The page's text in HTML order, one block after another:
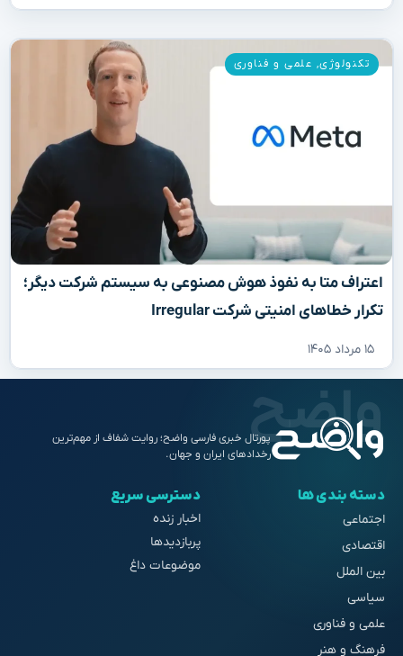
اعتراف متا به نفوذ هوش مصنوعی به سیستم شرکت دیگر؛
تکرار خطاهای امنیتی شرکت Irregular
۱۵ مرداد ۱۴۰۵
تکنولوژی, علمی و فناوری
پورتال خبری فارسی واضح؛ روایت شفاف از مهم‌ترین
رخدادهای ایران و جهان.
دسته بندی ها
اجتماعی
اقتصادی
بین الملل
سیاسی
علمی و فناوری
فرهنگ و هنر
دسترسی سریع
اخبار زنده
پربازدیدها
موضوعات داغ